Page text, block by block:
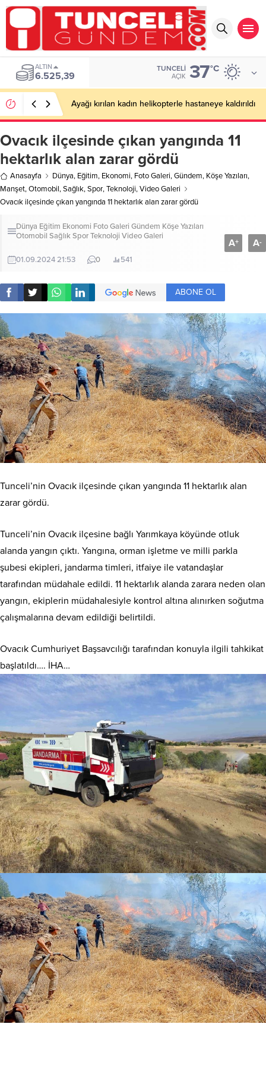
ALTIN
6.525,39
TUNCELI
AÇIK 37°C
Ayağı kırılan kadın helikopterle hastaneye kaldırıldı
Ovacık ilçesinde çıkan yangında 11
hektarlık alan zarar gördü
Anasayfa Dünya, Eğitim, Ekonomi, Foto Galeri,Gündem, Köşe Yazıları,
Manşet,Otomobil,Sağlık,Spor,Teknoloji,Video Galeri
Ovacık ilçesinde çıkan yangında 11 hektarlık alan zarar gördü
Dünya Eğitim Ekonomi Foto Galeri Gündem Köşe Yazıları
Otomobil SağlıkSporTeknoloji Video Galeri
01.09.2024 21:53 0 541
A+ A-
ABONE OL
Tunceli’nin Ovacık ilçesinde çıkan yangında 11 hektarlık alan
zarar gördü.
Tunceli’nin Ovacık ilçesine bağlı Yarımkaya köyünde otluk
alanda yangın çıktı. Yangına, orman işletme ve milli parkla
şubesi ekipleri, jandarma timleri, itfaiye ile vatandaşlar
tarafından müdahale edildi. 11 hektarlık alanda zarara neden olan
yangın, ekiplerin müdahalesiyle kontrol altına alınırken soğutma
çalışmalarına devam edildiği belirtildi.
Ovacık Cumhuriyet Başsavcılığı tarafından konuyla ilgili tahkikat
başlatıldı…. İHA…